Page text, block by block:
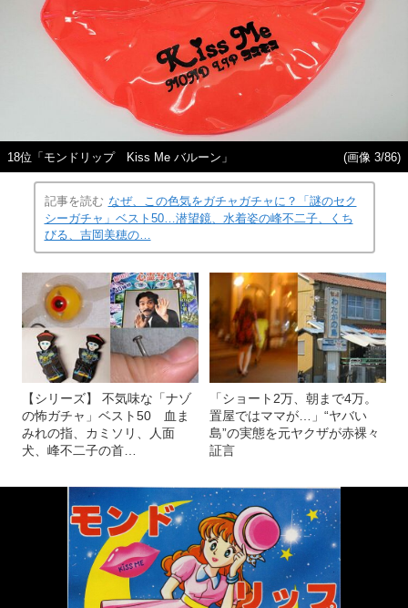
18位「モンドリップ Kiss Me バルーン」 (画像 3/86)
記事を読む なぜ、この色気をガチャガチャに？「謎のセク
シーガチャ」ベスト50…潜望鏡、水着姿の峰不二子、くち
びる、吉岡美穂の…
【シリーズ】 不気味な「ナゾ
の怖ガチャ」ベスト50 血ま
みれの指、カミソリ、人面
犬、峰不二子の首…
「ショート2万、朝まで4万。
置屋ではママが…」“ヤバい
島”の実態を元ヤクザが赤裸々
証言